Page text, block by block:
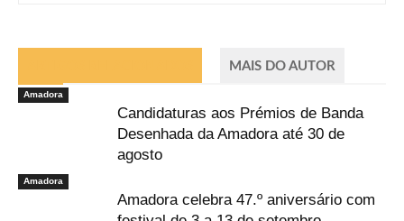
MAIS DO AUTOR
Amadora
Candidaturas aos Prémios de Banda
Desenhada da Amadora até 30 de
agosto
Amadora
Amadora celebra 47.º aniversário com